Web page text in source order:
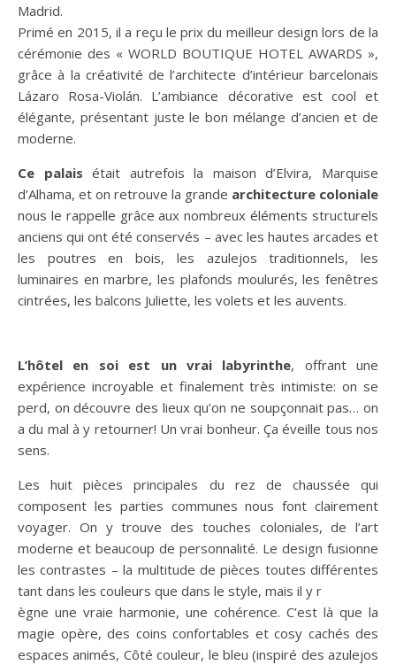
Madrid.
Primé en 2015, il a reçu le prix du meilleur design lors de la
cérémonie des « WORLD BOUTIQUE HOTEL AWARDS »,
grâce à la créativité de l’architecte d’intérieur barcelonais
Lázaro Rosa-Violán. L’ambiance décorative est cool et
élégante, présentant juste le bon mélange d’ancien et de
moderne.
Ce palais était autrefois la maison d’Elvira, Marquise
d’Alhama, et on retrouve la grande architecture coloniale
nous le rappelle grâce aux nombreux éléments structurels
anciens qui ont été conservés – avec les hautes arcades et
les poutres en bois, les azulejos traditionnels, les
luminaires en marbre, les plafonds moulurés, les fenêtres
cintrées, les balcons Juliette, les volets et les auvents.
L’hôtel en soi est un vrai labyrinthe, offrant une
expérience incroyable et finalement très intimiste: on se
perd, on découvre des lieux qu’on ne soupçonnait pas… on
a du mal à y retourner! Un vrai bonheur. Ça éveille tous nos
sens.
Les huit pièces principales du rez de chaussée qui
composent les parties communes nous font clairement
voyager. On y trouve des touches coloniales, de l’art
moderne et beaucoup de personnalité. Le design fusionne
les contrastes – la multitude de pièces toutes différentes
tant dans les couleurs que dans le style, mais il y r
ègne une vraie harmonie, une cohérence. C’est là que la
magie opère, des coins confortables et cosy cachés des
espaces animés, Côté couleur, le bleu (inspiré des azulejos